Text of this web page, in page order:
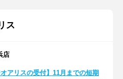
ス
店
オアリスの受付】11月までの短期